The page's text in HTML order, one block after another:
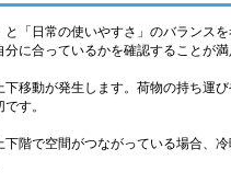
「日常の使いやすさ」のバランス
に合っているかを確認することが満
移動が発生します。荷物の持ち運
す。
階で空間がつながっている場合、